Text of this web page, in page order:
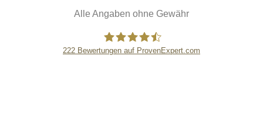
Alle Angaben ohne Gewähr
222 Bewertungen auf ProvenExpert.com